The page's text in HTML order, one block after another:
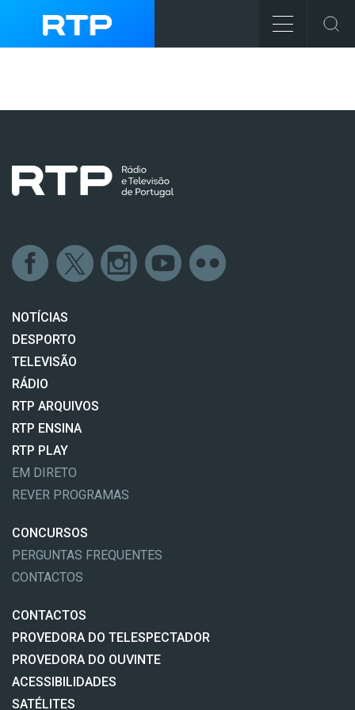
NOTÍCIAS
DESPORTO
TELEVISÃO
RÁDIO
RTP ARQUIVOS
RTP ENSINA
RTP PLAY
EM DIRETO
REVER PROGRAMAS
CONCURSOS
PERGUNTAS FREQUENTES
CONTACTOS
CONTACTOS
PROVEDORA DO TELESPECTADOR
PROVEDORA DO OUVINTE
ACESSIBILIDADES
SATÉLITES